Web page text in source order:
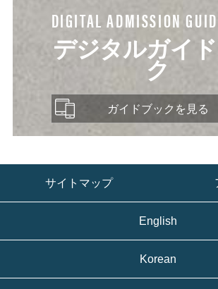
DIGITAL ADMISSION
デジタルガイ
ク
ガイドブックを見る
サイトマップ
English
Korean